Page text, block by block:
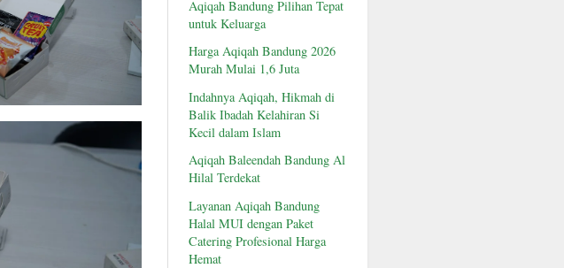
Aqiqah Bandung Pilihan Tepat
untuk Keluarga
Harga Aqiqah Bandung 2026
Murah Mulai 1,6 Juta
Indahnya Aqiqah, Hikmah di
Balik Ibadah Kelahiran Si
Kecil dalam Islam
Aqiqah Baleendah Bandung Al
Hilal Terdekat
Layanan Aqiqah Bandung
Halal MUI dengan Paket
Catering Profesional Harga
Hemat